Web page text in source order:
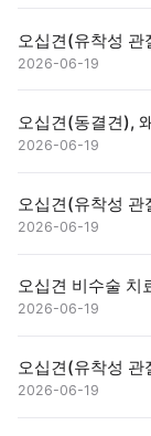
오십견(유착성
2026-06-19
오십견(동결견),
2026-06-19
오십견(유착성
2026-06-19
오십견 비수술
2026-06-19
오십견(유착성 관
2026-06-19